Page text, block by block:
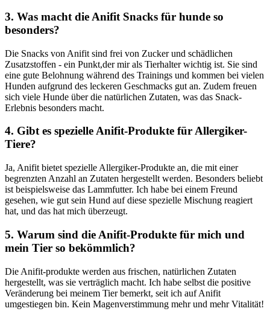
3. Was macht die Anifit Snacks für hunde so
besonders?
Die Snacks von Anifit sind frei von Zucker und schädlichen
Zusatzstoffen -⁣ ein Punkt,der mir als Tierhalter wichtig ist. Sie sind
eine gute Belohnung während⁤ des Trainings und kommen bei vielen
Hunden aufgrund des leckeren Geschmacks gut an. Zudem⁤ freuen
sich viele Hunde über die natürlichen Zutaten, was das Snack-
Erlebnis besonders macht.
4.⁣ Gibt es spezielle Anifit-Produkte⁣ für Allergiker-
Tiere?
Ja, Anifit⁢ bietet spezielle Allergiker-Produkte⁢ an, ⁢die mit einer
begrenzten Anzahl an ⁢Zutaten hergestellt werden. Besonders beliebt
ist ‌beispielsweise⁢ das Lammfutter. Ich habe bei einem ⁤Freund
gesehen, wie ⁤gut sein Hund ​auf diese spezielle Mischung​ reagiert⁣
hat, und das hat mich überzeugt.
5. Warum sind die Anifit-Produkte für mich und
mein Tier so bekömmlich?
Die Anifit-produkte werden aus frischen, natürlichen Zutaten
⁤hergestellt, was sie verträglich macht. Ich habe ⁤selbst die ⁣positive
Veränderung bei meinem Tier bemerkt, seit ich auf Anifit
umgestiegen bin. Kein Magenverstimmung mehr und mehr Vitalität!